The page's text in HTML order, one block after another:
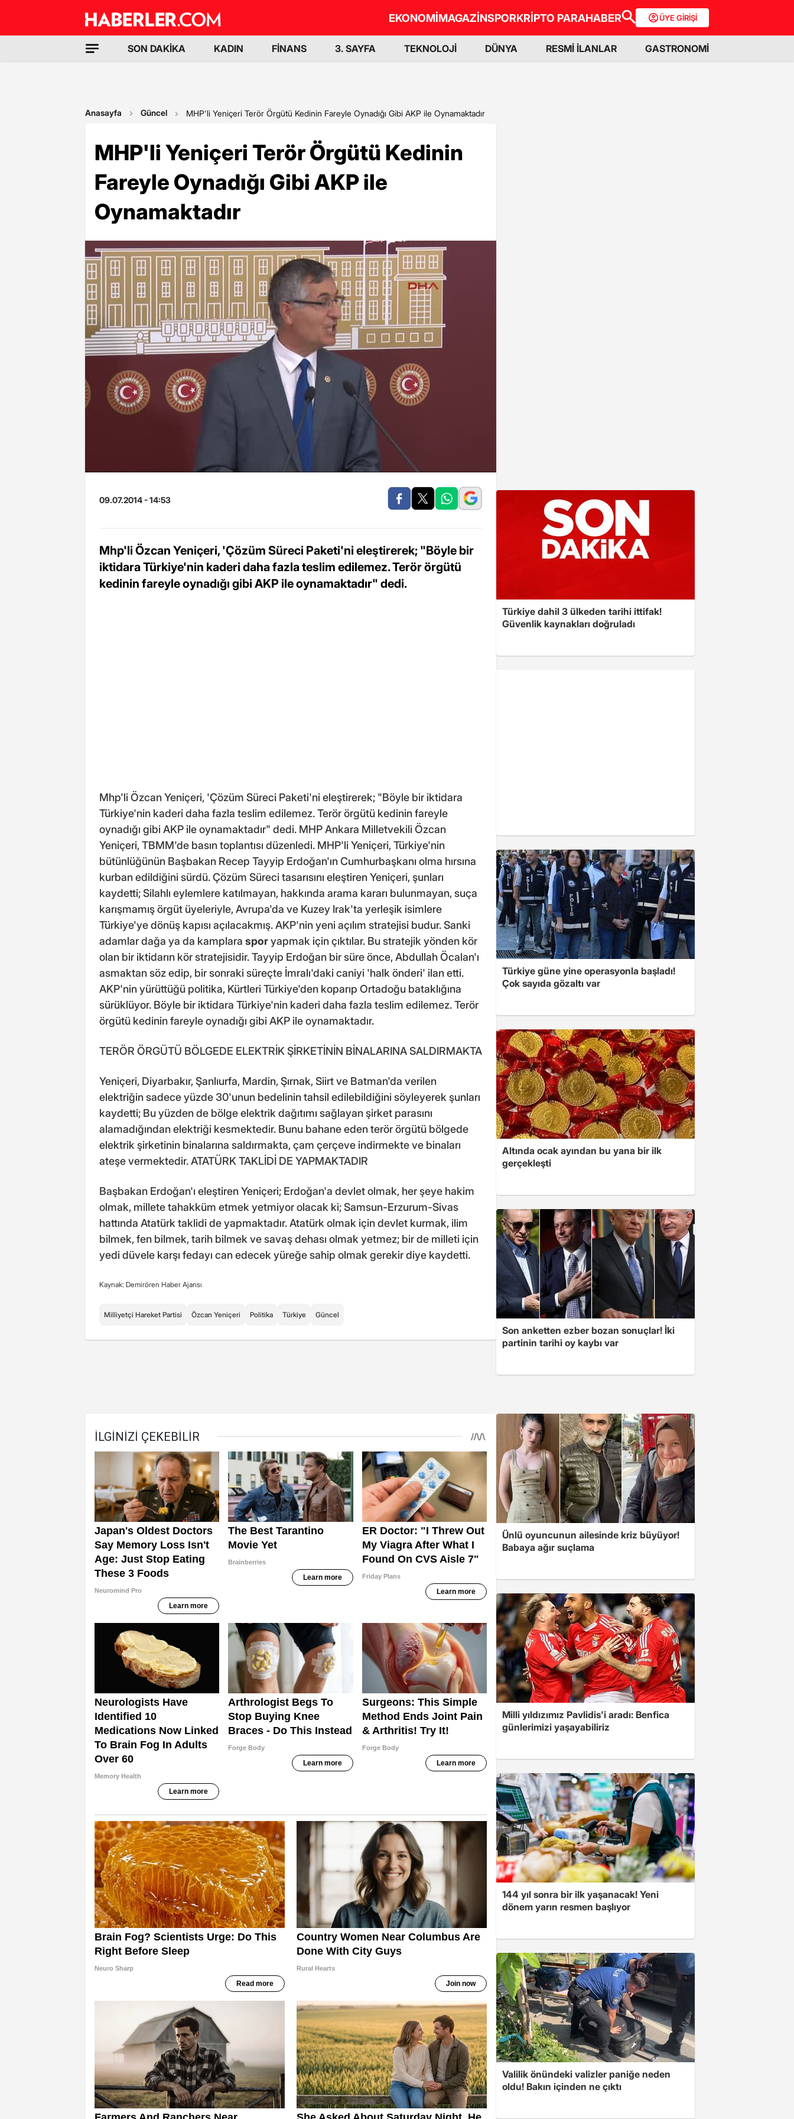
EKONOMİMAGAZİNSPORKRİPTO PARAHABER ÜYE GİRİŞİ
SON DAKİKA KADIN FİNANS 3. SAYFA TEKNOLOJİ DÜNYA RESMİ İLANLAR GASTRONOMİ
Anasayfa Güncel MHP'li Yeniçeri Terör Örgütü Kedinin Fareyle Oynadığı Gibi AKP ile Oynamaktadır
MHP'li Yeniçeri Terör Örgütü Kedinin
Fareyle Oynadığı Gibi AKP ile
Oynamaktadır
09.07.2014 - 14:53
Mhp'li Özcan Yeniçeri, 'Çözüm Süreci Paketi'ni eleştirerek; "Böyle bir
iktidara Türkiye'nin kaderi daha fazla teslim edilemez. Terör örgütü
kedinin fareyle oynadığı gibi AKP ile oynamaktadır" dedi.
Mhp'li Özcan Yeniçeri, 'Çözüm Süreci Paketi'ni eleştirerek; "Böyle bir iktidara
Türkiye'nin kaderi daha fazla teslim edilemez. Terör örgütü kedinin fareyle
oynadığı gibi AKP ile oynamaktadır" dedi. MHP Ankara Milletvekili Özcan
Yeniçeri, TBMM'de basın toplantısı düzenledi. MHP'li Yeniçeri, Türkiye'nin
bütünlüğünün Başbakan Recep Tayyip Erdoğan'ın Cumhurbaşkanı olma hırsına
kurban edildiğini sürdü. Çözüm Süreci tasarısını eleştiren Yeniçeri, şunları
kaydetti; Silahlı eylemlere katılmayan, hakkında arama kararı bulunmayan, suça
karışmamış örgüt üyeleriyle, Avrupa'da ve Kuzey Irak'ta yerleşik isimlere
Türkiye'ye dönüş kapısı açılacakmış. AKP'nin yeni açılım stratejisi budur. Sanki
adamlar dağa ya da kamplara sporyapmak için çıktılar. Bu stratejik yönden kör
olan bir iktidarın kör stratejisidir. Tayyip Erdoğan bir süre önce, Abdullah Öcalan'ı
asmaktan söz edip, bir sonraki süreçte İmralı'daki caniyi 'halk önderi' ilan etti.
AKP'nin yürüttüğü politika, Kürtleri Türkiye'den koparıp Ortadoğu bataklığına
sürüklüyor. Böyle bir iktidara Türkiye'nin kaderi daha fazla teslim edilemez. Terör
örgütü kedinin fareyle oynadığı gibi AKP ile oynamaktadır.
TERÖR ÖRGÜTÜ BÖLGEDE ELEKTRİK ŞİRKETİNİN BİNALARINA SALDIRMAKTA
Yeniçeri, Diyarbakır, Şanlıurfa, Mardin, Şırnak, Siirt ve Batman'da verilen
elektriğin sadece yüzde 30'unun bedelinin tahsil edilebildiğini söyleyerek şunları
kaydetti; Bu yüzden de bölge elektrik dağıtımı sağlayan şirket parasını
alamadığından elektriği kesmektedir. Bunu bahane eden terör örgütü bölgede
elektrik şirketinin binalarına saldırmakta, çam çerçeve indirmekte ve binaları
ateşe vermektedir. ATATÜRK TAKLİDİ DE YAPMAKTADIR
Başbakan Erdoğan'ı eleştiren Yeniçeri; Erdoğan'a devlet olmak, her şeye hakim
olmak, millete tahakküm etmek yetmiyor olacak ki; Samsun-Erzurum-Sivas
hattında Atatürk taklidi de yapmaktadır. Atatürk olmak için devlet kurmak, ilim
bilmek, fen bilmek, tarih bilmek ve savaş dehası olmak yetmez; bir de milleti için
yedi düvele karşı fedayı can edecek yüreğe sahip olmak gerekir diye kaydetti.
Kaynak: Demirören Haber Ajansı
Milliyetçi Hareket Partisi Özcan Yeniçeri Politika Türkiye Güncel
Türkiye dahil 3 ülkeden tarihi ittifak!
Güvenlik kaynakları doğruladı
Türkiye güne yine operasyonla başladı!
Çok sayıda gözaltı var
Altında ocak ayından bu yana bir ilk
gerçekleşti
Son anketten ezber bozan sonuçlar! İki
partinin tarihi oy kaybı var
Ünlü oyuncunun ailesinde kriz büyüyor!
Babaya ağır suçlama
Milli yıldızımız Pavlidis'i aradı: Benfica
günlerimizi yaşayabiliriz
144 yıl sonra bir ilk yaşanacak! Yeni
dönem yarın resmen başlıyor
Valilik önündeki valizler paniğe neden
oldu! Bakın içinden ne çıktı